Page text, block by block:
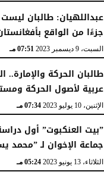
عبداللهيان: طالبان
جزءًا من الواقع
السبت، 9 ديسمبر 2023 07:51 مـ
طالبان الحركة والإمارة..
عربية لأصول الحركة
الإثنين، 10 يوليو 2023 07:34 مـ
”بيت العنكبوت” أول
جماعة الإخوان لـ ”محمد
الثلاثاء، 13 يونيو 2023 05:24 مـ